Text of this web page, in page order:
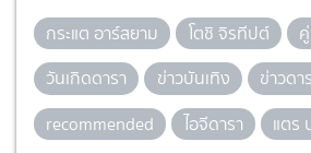
กระแต อาร์สยาม โตชิ จิรทีปต์
วันเกิดดารา
ข่าวบันเทิง ข่าวดา
recommended
ไอจีดารา
แตร